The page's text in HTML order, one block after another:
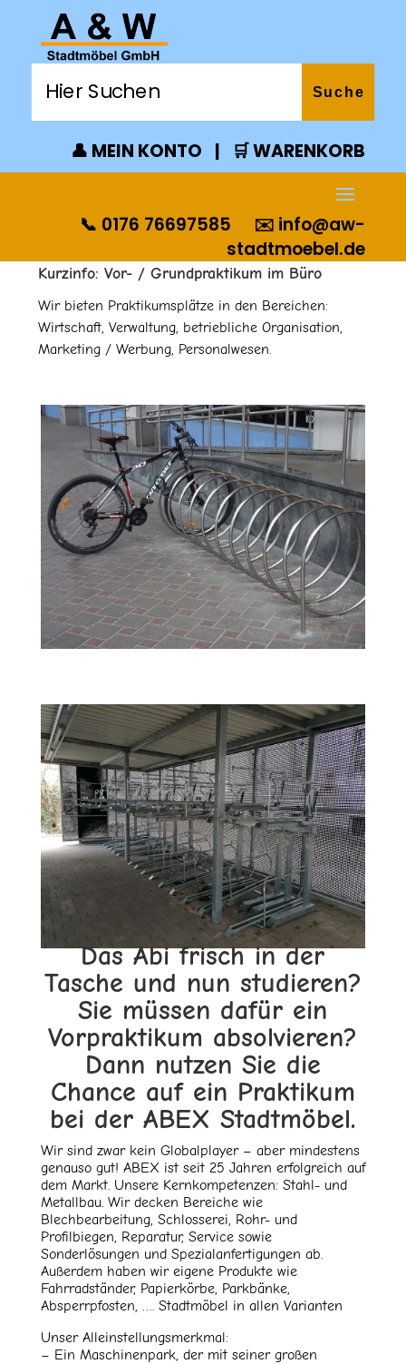
👤 MEIN KONTO | 🛒 WARENKORB
📞 0176 76697585 ✉️ info@aw-
stadtmoebel.de
Kurzinfo: Vor- / Grundpraktikum im Büro
Wir bieten Praktikumsplätze in den Bereichen:
Wirtschaft, Verwaltung, betriebliche Organisation,
Marketing / Werbung, Personalwesen.
Das Abi frisch in der
Tasche und nun studieren?
Sie müssen dafür ein
Vorpraktikum absolvieren?
Dann nutzen Sie die
Chance auf ein Praktikum
bei der ABEX Stadtmöbel.
Wir sind zwar kein Globalplayer – aber mindestens
genauso gut! ABEX ist seit 25 Jahren erfolgreich auf
dem Markt. Unsere Kernkompetenzen: Stahl- und
Metallbau. Wir decken Bereiche wie
Blechbearbeitung, Schlosserei, Rohr- und
Profilbiegen, Reparatur, Service sowie
Sonderlösungen und Spezialanfertigungen ab.
Außerdem haben wir eigene Produkte wie
Fahrradständer, Papierkörbe, Parkbänke,
Absperrpfosten, …. Stadtmöbel in allen Varianten
Unser Alleinstellungsmerkmal:
– Ein Maschinenpark, der mit seiner großen